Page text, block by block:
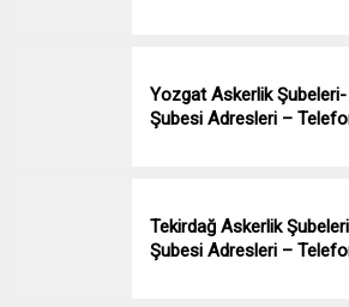
Yozgat Askerlik
Şubesi Adresleri –
Tekirdağ Askerlik
Şubesi Adresleri –